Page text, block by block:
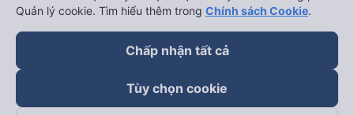
Quản lý cookie. Tìm hiểu thêm trong Chính sách Cookie.
Chấp nhận tất cả
Tùy chọn cookie